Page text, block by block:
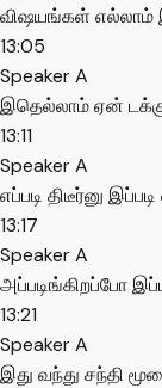
விஷயங்கள் எல்லாம்
13:05
Speaker A
இதெல்லாம் ஏன் டக்கு
13:11
Speaker A
எப்படி திடீர்னு
13:17
Speaker A
அப்படிங்கிறப்போ
13:21
Speaker A
இது வந்து சந்தி